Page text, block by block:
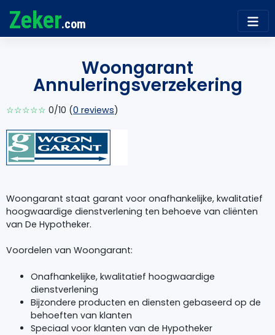
Zeker.com
Woongarant
Annuleringsverzekering
☆☆☆☆☆ 0/10 (0 reviews)
Woongarant staat garant voor onafhankelijke, kwalitatief
hoogwaardige dienstverlening ten behoeve van cliënten
van De Hypotheker.
Voordelen van Woongarant:
Onafhankelijke, kwalitatief hoogwaardige
dienstverlening
Bijzondere producten en diensten gebaseerd op de
behoeften van klanten
Speciaal voor klanten van de Hypotheker